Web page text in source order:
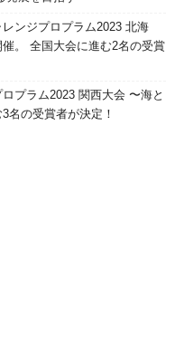
ンジプロプラム2023 北海
。 全国大会に進む2名の受賞
プラム2023 関西大会 〜海と
名の受賞者が決定！